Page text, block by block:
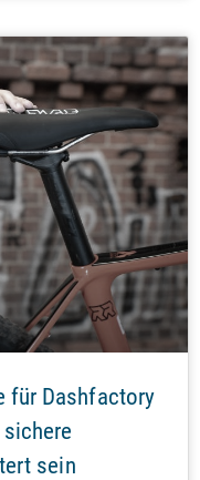
für Dashfactory
sein